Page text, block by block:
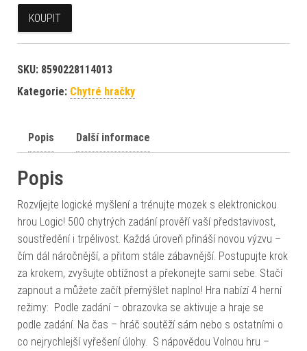
KOUPIT
SKU: 8590228114013
Kategorie: Chytré hračky
Popis Další informace
Popis
Rozvíjejte logické myšlení a trénujte mozek s elektronickou
hrou Logic! 500 chytrých zadání prověří vaší představivost,
soustředění i trpělivost. Každá úroveň přináší novou výzvu –
čím dál náročnější, a přitom stále zábavnější. Postupujte krok
za krokem, zvyšujte obtížnost a překonejte sami sebe. Stačí
zapnout a můžete začít přemýšlet naplno! Hra nabízí 4 herní
režimy: Podle zadání – obrazovka se aktivuje a hraje se
podle zadání. Na čas – hráč soutěží sám nebo s ostatními o
co nejrychlejší vyřešení úlohy. S nápovědou Volnou hru –